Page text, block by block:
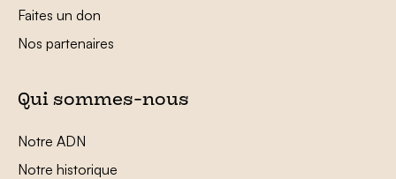
Faites un don
Nos partenaires
Qui sommes-nous
Notre ADN
Notre historique